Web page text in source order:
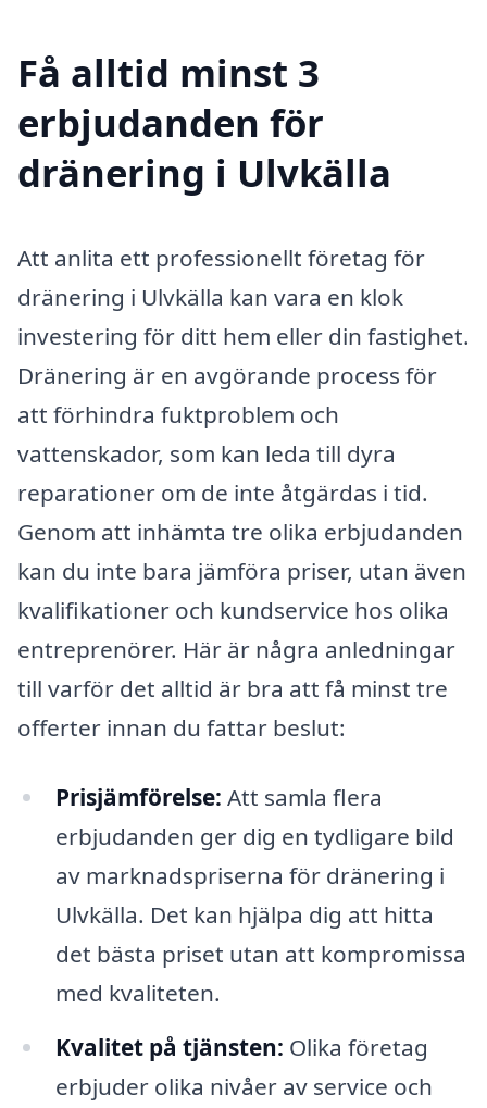
Få alltid minst 3
erbjudanden för
dränering i Ulvkälla
Att anlita ett professionellt företag för
dränering i Ulvkälla kan vara en klok
investering för ditt hem eller din fastighet.
Dränering är en avgörande process för
att förhindra fuktproblem och
vattenskador, som kan leda till dyra
reparationer om de inte åtgärdas i tid.
Genom att inhämta tre olika erbjudanden
kan du inte bara jämföra priser, utan även
kvalifikationer och kundservice hos olika
entreprenörer. Här är några anledningar
till varför det alltid är bra att få minst tre
offerter innan du fattar beslut:
Prisjämförelse: Att samla flera
erbjudanden ger dig en tydligare bild
av marknadspriserna för dränering i
Ulvkälla. Det kan hjälpa dig att hitta
det bästa priset utan att kompromissa
med kvaliteten.
Kvalitet på tjänsten: Olika företag
erbjuder olika nivåer av service och